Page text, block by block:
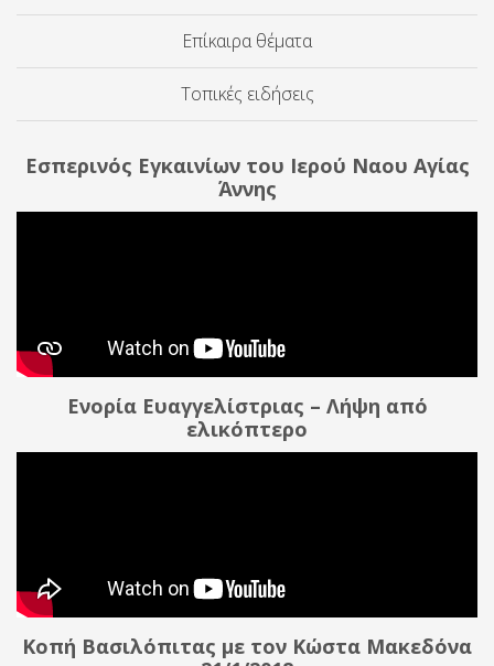
Επίκαιρα θέματα
Τοπικές ειδήσεις
Εσπερινός Εγκαινίων του Ιερού Ναου Αγίας
Άννης
Ενορία Ευαγγελίστριας – Λήψη από
ελικόπτερο
Κοπή Βασιλόπιτας με τον Κώστα Μακεδόνα